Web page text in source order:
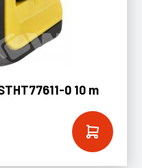
0 10 m